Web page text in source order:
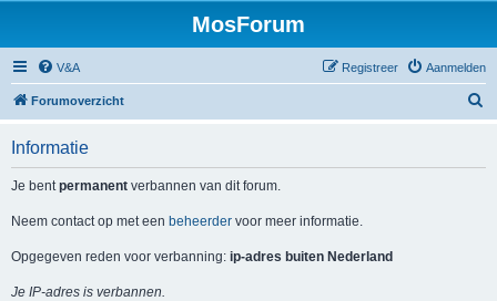
MosForum
V&A Aanmelden
Registreer
Forumoverzicht
Informatie
Je bentpermanent verbannen van dit forum.
Neem contact op met een beheerder voor meer informatie.
Opgegeven reden voor verbanning: ip-adres buiten Nederland
Je IP-adres is verbannen.